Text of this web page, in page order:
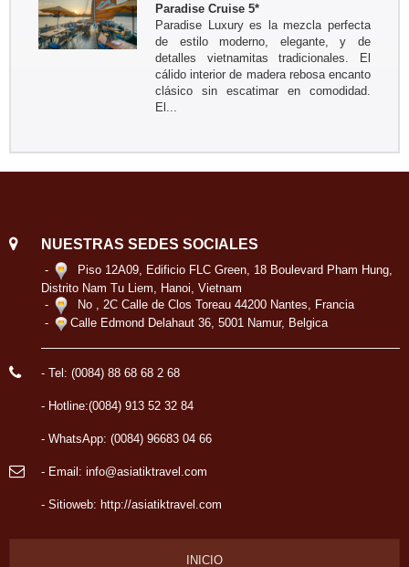
Paradise Cruise 5*
Paradise Luxury es la mezcla perfecta
de estilo moderno, elegante, y de
detalles vietnamitas tradicionales. El
cálido interior de madera rebosa encanto
clásico sin escatimar en comodidad.
El...
NUESTRAS SEDES SOCIALES
-
Piso 12A09, Edificio FLC Green, 18 Boulevard Pham Hung,
Distrito Nam Tu Liem, Hanoi, Vietnam
-
No , 2C Calle de Clos Toreau 44200 Nantes, Francia
-
Calle Edmond Delahaut 36, 5001 Namur, Belgica
- Tel: (0084) 88 68 68 2 68
- Hotline:(0084) 913 52 32 84
- WhatsApp: (0084) 96683 04 66
- Email: info@asiatiktravel.com
- Sitioweb: http://asiatiktravel.com
INICIO